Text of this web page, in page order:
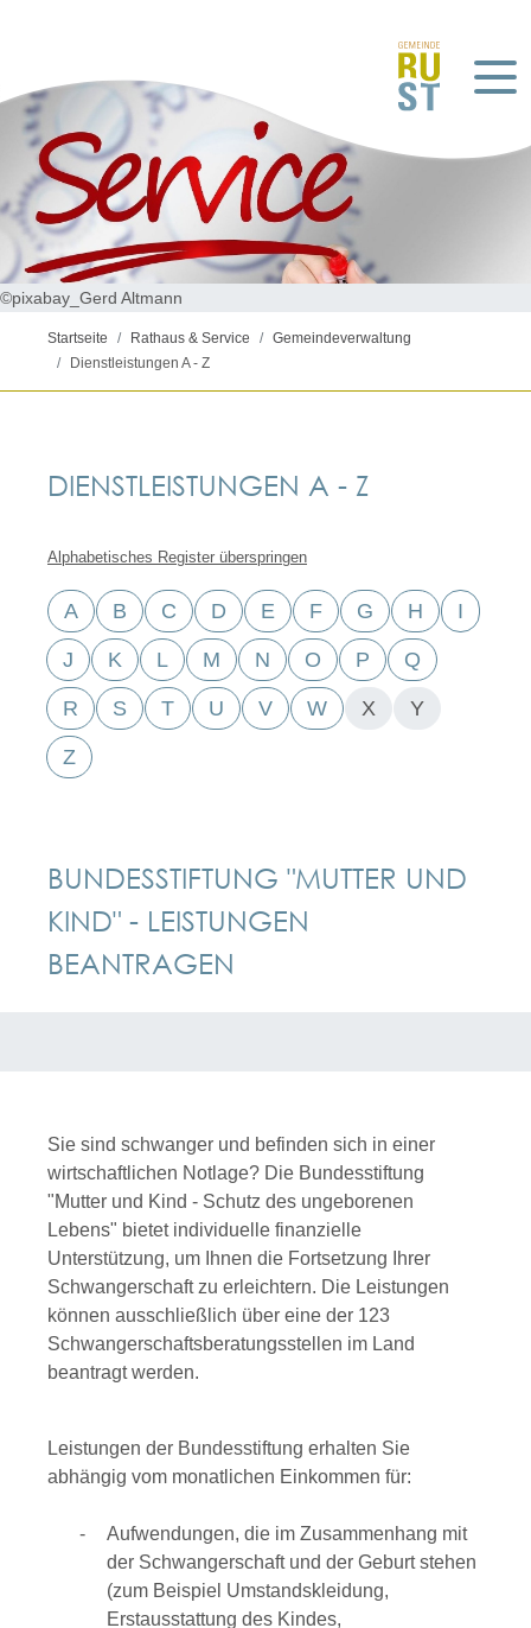
©pixabay_Gerd Altmann
Startseite Rathaus & Service
Gemeindeverwaltung
Dienstleistungen A - Z
DIENSTLEISTUNGEN A - Z
Alphabetisches Register überspringen
A B C D E F G H I
J K L M N O P Q
R S T U V W X Y
Z
BUNDESSTIFTUNG "MUTTER UND
KIND" - LEISTUNGEN
BEANTRAGEN
Sie sind schwanger und befinden sich in einer
wirtschaftlichen Notlage? Die Bundesstiftung
"Mutter und Kind - Schutz des ungeborenen
Lebens" bietet individuelle finanzielle
Unterstützung, um Ihnen die Fortsetzung Ihrer
Schwangerschaft zu erleichtern. Die Leistungen
können ausschließlich über eine der 123
Schwangerschaftsberatungsstellen im Land
beantragt werden.
Leistungen der Bundesstiftung erhalten Sie
abhängig vom monatlichen Einkommen für:
Aufwendungen, die im Zusammenhang mit
der Schwangerschaft und der Geburt stehen
(zum Beispiel Umstandskleidung,
Erstausstattung des Kindes,